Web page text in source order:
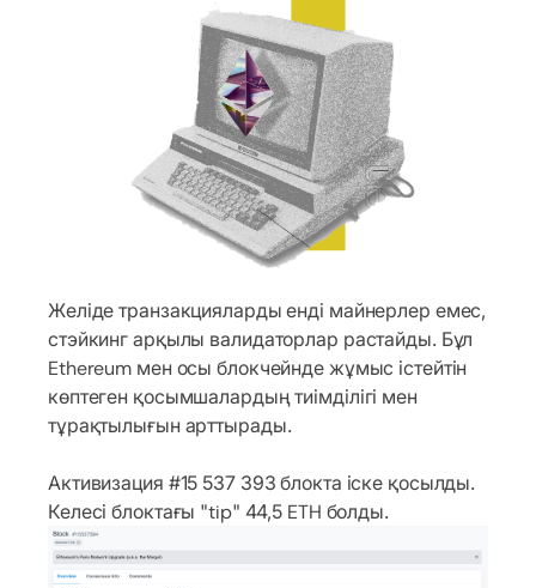
Желіде транзакцияларды енді майнерлер емес,
стэйкинг арқылы валидаторлар растайды. Бұл
Ethereum мен осы блокчейнде жұмыс істейтін
көптеген қосымшалардың тиімділігі мен
тұрақтылығын арттырады.
Активизация #15 537 393 блокта іске қосылды.
Келесі блоктағы "tip" 44,5 ETH болды.